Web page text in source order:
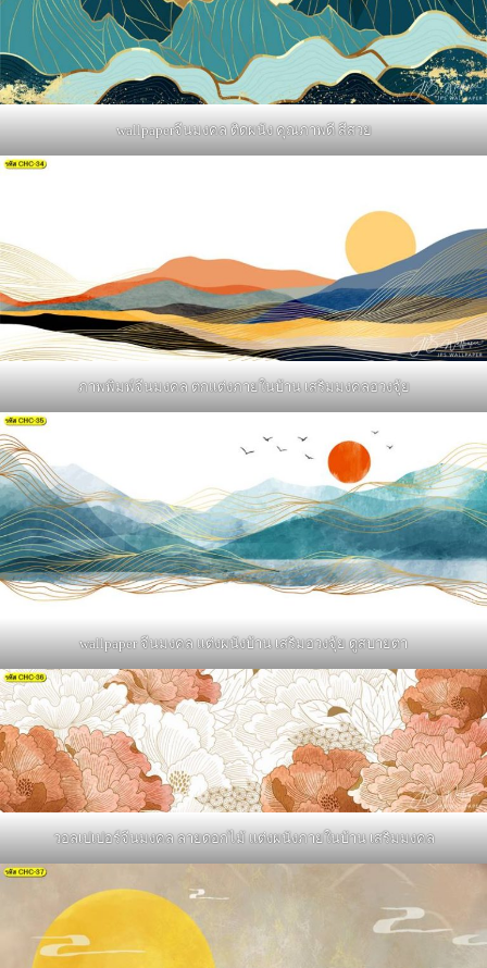
wallpaperจีนมงคล ติดผนัง คุณภาพดี สีสวย
ภาพพิมพ์จีนมงคล ตกแต่งภายในบ้าน เสริมมงคลฮวงจุ้ย
wallpaper จีนมงคล แต่งผนังบ้าน เสริมฮวงจุ้ย ดูสบายตา
วอลเปเปอร์จีนมงคล ลายดอกไม้ แต่งผนังภายในบ้าน เสริมมงคล